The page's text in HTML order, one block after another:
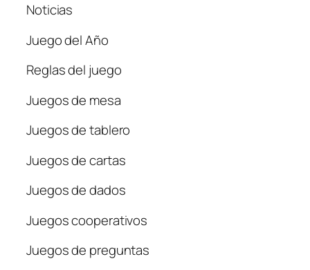
Noticias
Juego del Año
Reglas del juego
Juegos de mesa
Juegos de tablero
Juegos de cartas
Juegos de dados
Juegos cooperativos
Juegos de preguntas